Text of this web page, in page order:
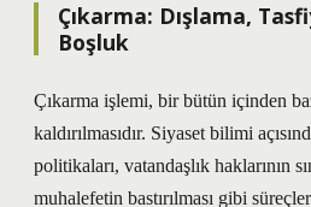
Çıkarma: Dışlama,
Boşluk
Çıkarma işlemi, bir bütün içinden
kaldırılmasıdır. Siyaset bilimi
politikaları, vatandaşlık haklarının
muhalefetin bastırılması gibi